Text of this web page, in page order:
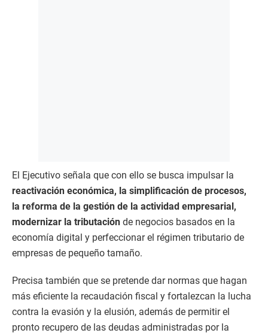
El Ejecutivo señala que con ello se busca impulsar la
reactivación económica, la simplificación de procesos,
la reforma de la gestión de la actividad empresarial,
modernizar la tributación de negocios basados en la
economía digital y perfeccionar el régimen tributario de
empresas de pequeño tamaño.
Precisa también que se pretende dar normas que hagan
más eficiente la recaudación fiscal y fortalezcan la lucha
contra la evasión y la elusión, además de permitir el
pronto recupero de las deudas administradas por la